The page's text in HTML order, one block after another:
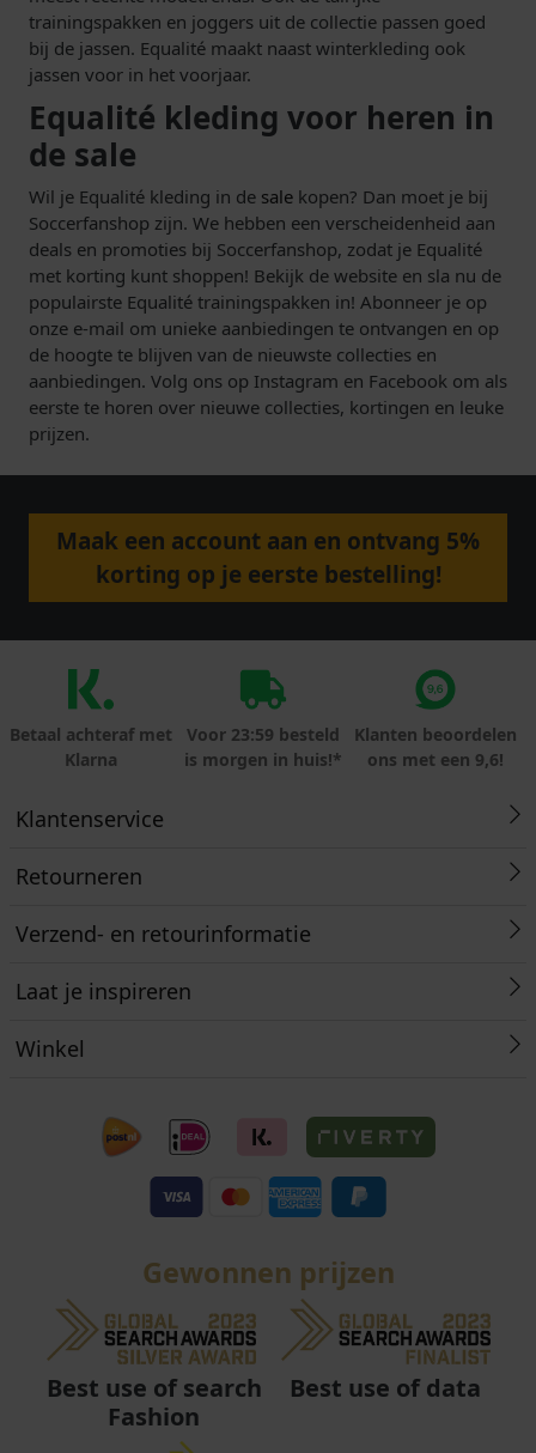
trainingspakken en joggers uit de collectie passen goed
bij de jassen. Equalité maakt naast winterkleding ook
jassen voor in het voorjaar.
Equalité kleding voor heren in
de sale
Wil je Equalité kleding in de sale kopen? Dan moet je bij
Soccerfanshop zijn. We hebben een verscheidenheid aan
deals en promoties bij Soccerfanshop, zodat je Equalité
met korting kunt shoppen! Bekijk de website en sla nu de
populairste Equalité trainingspakken in! Abonneer je op
onze e-mail om unieke aanbiedingen te ontvangen en op
de hoogte te blijven van de nieuwste collecties en
aanbiedingen. Volg ons op Instagram en Facebook om als
eerste te horen over nieuwe collecties, kortingen en leuke
prijzen.
Maak een account aan en ontvang 5%
korting op je eerste bestelling!
Betaal achteraf met
Klarna
Voor 23:59 besteld
is morgen in huis!*
Klanten beoordelen
ons met een 9,6!
Klantenservice
Retourneren
Verzend- en retourinformatie
Laat je inspireren
Winkel
Gewonnen prijzen
Best use of search
Fashion
Best use of data